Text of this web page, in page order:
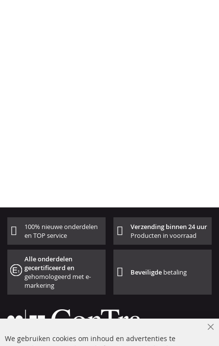
100% nieuwe onderdelen
en TOP service
Verzending binnen 24 uur
Producten in voorraad
Alle onderdelen
gecertificeerd en
gehomologeerd met e-
markering
Beveiligde betaling
We gebruiken cookies om inhoud en advertenties te